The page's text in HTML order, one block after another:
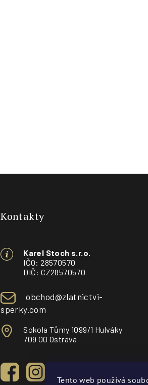
Tento web používá
Kontakty
Karel Stoch s.r.o.
IČO: 28570570
DIČ: CZ28570570
obchod@zlatnictvi-
sperky.com
Sokola Tůmy 1099/1 Hulváky
709 00 Ostrava